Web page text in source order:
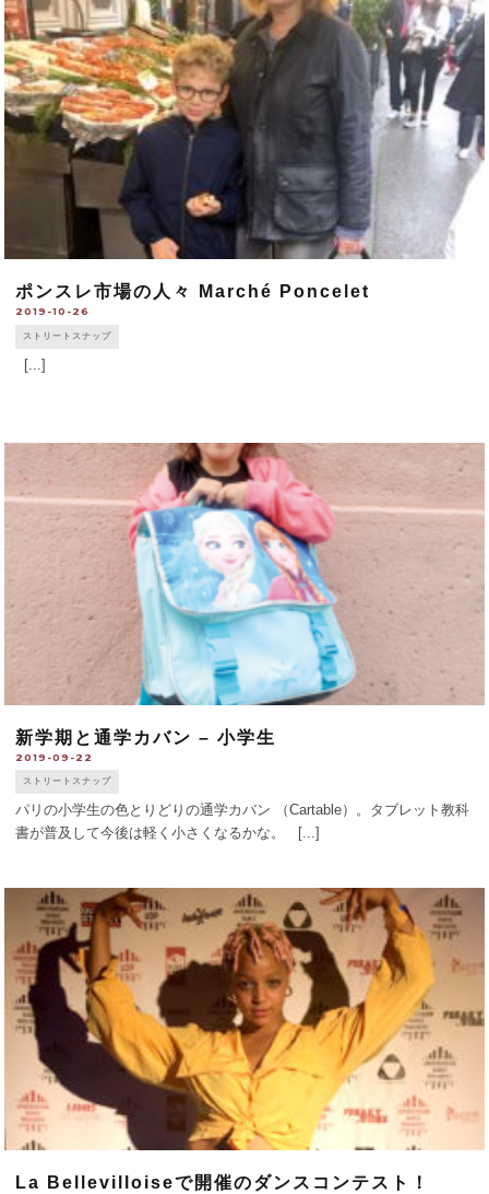
あったり、政教分離の法律に [...]
ポンスレ市場の人々 Marché Poncelet
2019-10-26
ストリートスナップ
[...]
新学期と通学カバン – 小学生
2019-09-22
ストリートスナップ
パリの小学生の色とりどりの通学カバン （Cartable）。タブレット教科
書が普及して今後は軽く小さくなるかな。 [...]
La Bellevilloiseで開催のダンスコンテスト！